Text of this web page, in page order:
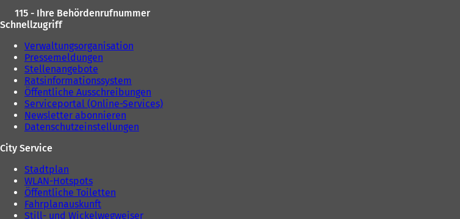
115 - Ihre Behördenrufnummer
Schnellzugriff
Verwaltungsorganisation
Pressemeldungen
Stellenangebote
Ratsinformationssystem
Öffentliche Ausschreibungen
Serviceportal (Online-Services)
Newsletter abonnieren
Datenschutzeinstellungen
City Service
Stadtplan
WLAN-Hotspots
Öffentliche Toiletten
Fahrplanauskunft
Still- und Wickelwegweiser